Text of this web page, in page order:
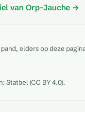
van Orp-Jauche →
elders op deze
Statbel (CC BY 4.0).